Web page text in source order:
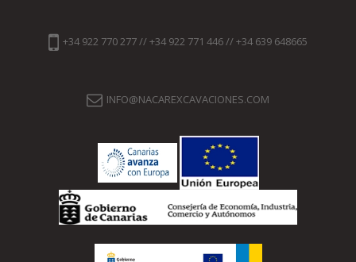
+34 922 770 277 // +34 922 771 446 // +34 639 648665
INFO@NACAREXCAVACIONES.COM